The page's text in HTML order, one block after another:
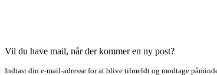
Vil du have mail, når der kommer en ny post?
Indtast din e-mail-adresse for at blive tilmeldt og modtage